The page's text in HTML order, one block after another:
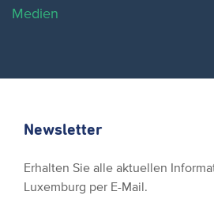
Medien
Newsletter
Erhalten Sie alle aktuellen
Luxemburg per E-Mail.